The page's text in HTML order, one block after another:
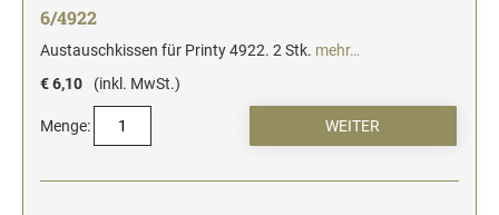
6/4922
Austauschkissen für Printy 4922. 2 Stk. mehr…
€ 6,10
(inkl. MwSt.)
Menge: